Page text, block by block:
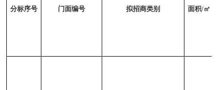
分标序号 门面编号 拟招商类别 面积/㎡